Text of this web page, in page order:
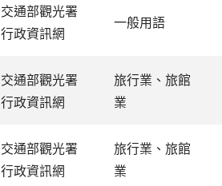
交通部觀光署
行政資訊網
一般用語
交通部觀光署
行政資訊網
旅行業、旅館
業
交通部觀光署
行政資訊網
旅行業、旅館
業